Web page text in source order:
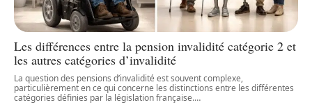
Les différences entre la pension invalidité catégorie 2 et
les autres catégories d’invalidité
La question des pensions d’invalidité est souvent complexe,
particulièrement en ce qui concerne les distinctions entre les différentes
catégories définies par la législation française.…